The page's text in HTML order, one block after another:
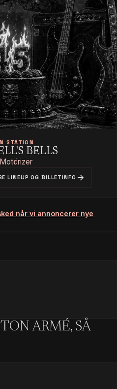
STATION
BELLS
LINEUP OG BILLETINFO arrow_forward
når vi annoncerer nye
ARMÉ, SÅ